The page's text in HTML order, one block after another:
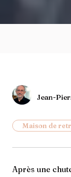
Jean-
Maison de
Après une